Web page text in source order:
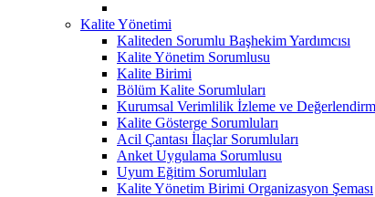
Kalite Yönetimi
Kaliteden Sorumlu Başhekim Yardımcısı
Kalite Yönetim Sorumlusu
Kalite Birimi
Bölüm Kalite Sorumluları
Kurumsal Verimlilik İzleme ve
Kalite Gösterge Sorumluları
Acil Çantası İlaçlar Sorumluları
Anket Uygulama Sorumlusu
Uyum Eğitim Sorumluları
Kalite Yönetim Birimi Organizasyon Şeması